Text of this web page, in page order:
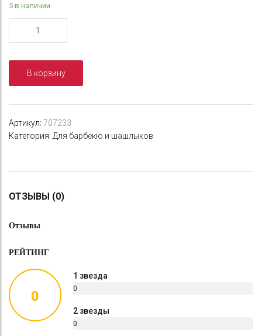
5 в наличии
maclay
"Эконом",
6
25?
40
В корзину
Артикул: 707233
Категория: Для барбекю и шашлыков
ОТЗЫВЫ (0)
Отзывы
РЕЙТИНГ
0
1 звезда
0
2 звезды
0